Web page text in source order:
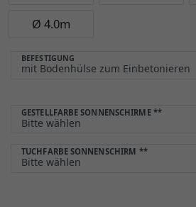
Ø 4.0m
BEFESTIGUNG
GESTELLFARBE SONNENSCHIRME **
TUCHFARBE SONNENSCHIRM **